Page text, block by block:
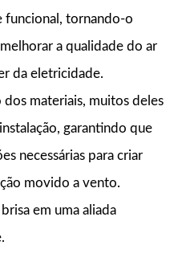
funcional, tornando-o
a qualidade do ar
da eletricidade.
materiais, muitos deles
garantindo que
necessárias para criar
movido a vento.
em uma aliada